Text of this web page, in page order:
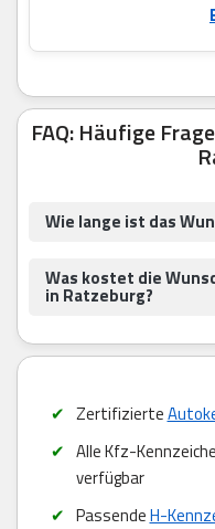
FAQ: Häufige
Wie lange ist das
Was kostet die
in Ratzeburg?
Zertifizierte
Alle Kfz-
verfügbar
PassendeH-